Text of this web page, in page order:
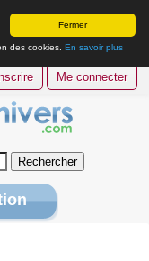
Fermer
des cookies. En savoir plus
Me connecter